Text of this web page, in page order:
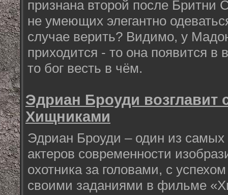
признана второй после Бритни
не умеющих элегантно
случае верить? Видимо, у
приходится - то она появится в
то бог весть в чём.
Эдриан Броуди возглавит
Хищниками
Эдриан Броуди – один из самых
актеров современности
охотника за головами, с
своими заданиями в фильме